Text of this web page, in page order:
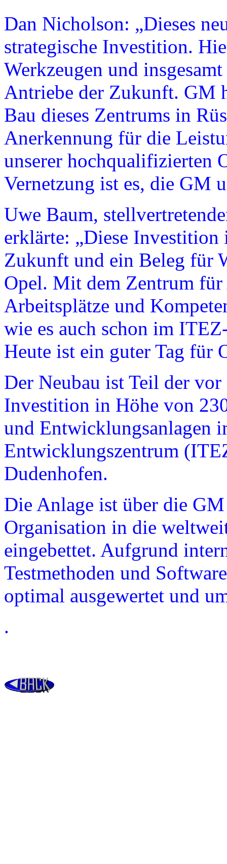
Dan Nicholson: „Dieses
strategische Investition.
Werkzeugen und
Antriebe der Zukunft. GM
Bau dieses Zentrums in
Anerkennung für die
unserer hochqualifizierten
Vernetzung ist es, die GM
Uwe Baum,
erklärte: „Diese
Zukunft und ein Beleg für
Opel. Mit dem Zentrum
Arbeitsplätze und
wie es auch schon im
Heute ist ein guter Tag für
Der Neubau ist Teil der vor
Investition in Höhe von
und Entwicklungsanlagen
Entwicklungszentrum
Dudenhofen.
Die Anlage ist über die
Organisation in die
eingebettet. Aufgrund
Testmethoden und
optimal ausgewertet und
.